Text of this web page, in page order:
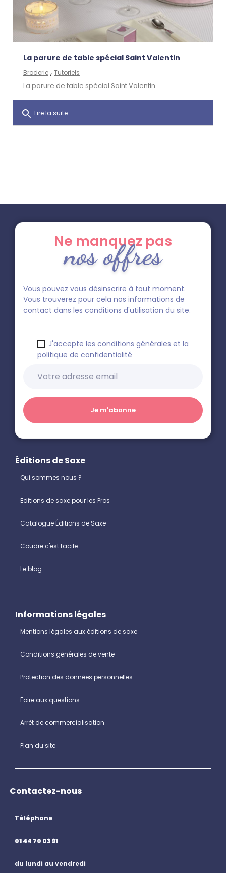
La parure de table spécial Saint Valentin
Broderie , Tutoriels
La parure de table spécial Saint Valentin
search Lire la suite
Ne manquez pas
nos offres
Vous pouvez vous désinscrire à tout moment.
Vous trouverez pour cela nos informations de
contact dans les conditions d'utilisation du site.
J'accepte les conditions générales et la
politique de confidentialité
Éditions de Saxe
Qui sommes nous ?
Editions de saxe pour les Pros
Catalogue Éditions de Saxe
Coudre c'est facile
Le blog
Informations légales
Mentions légales aux éditions de saxe
Conditions générales de vente
Protection des données personnelles
Foire aux questions
Arrêt de commercialisation
Plan du site
Contactez-nous
Téléphone
01 44 70 03 91
du lundi au vendredi